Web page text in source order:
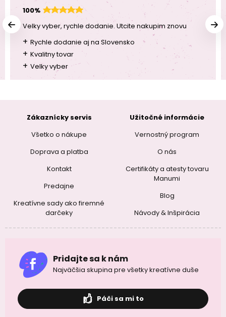
100%
Velky vyber, rychle dodanie. Utcite nakupim znovu
+ Rychle dodanie aj na Slovensko
+ Kvalitny tovar
+ Velky vyber
Zákaznícky servis
Všetko o nákupe
Doprava a platba
Kontakt
Predajne
Kreatívne sady ako firemné
darčeky
Užitočné informácie
Vernostný program
O nás
Certifikáty a atesty tovaru
Manumi
Blog
Návody & Inšpirácia
Pridajte sa k nám
Najväčšia skupina pre všetky kreatívne duše
Páči sa mi to